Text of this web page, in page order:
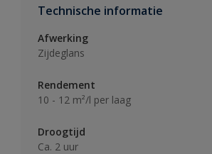
Technische informatie
Afwerking
Zijdeglans
Rendement
10 - 12 m²/l per laag
Droogtijd
Ca. 2 uur